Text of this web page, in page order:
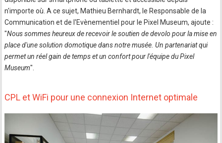
n'importe où. A ce sujet, Mathieu Bernhardt, le Responsable de la
Communication et de l'Evènementiel pour le Pixel Museum, ajoute :
"Nous sommes heureux de recevoir le soutien de devolo pour la mise en
place d'une solution domotique dans notre musée. Un partenariat qui
permet un réel gain de temps et un confort pour l'équipe du Pixel
Museum".
CPL et WiFi pour une connexion Internet optimale